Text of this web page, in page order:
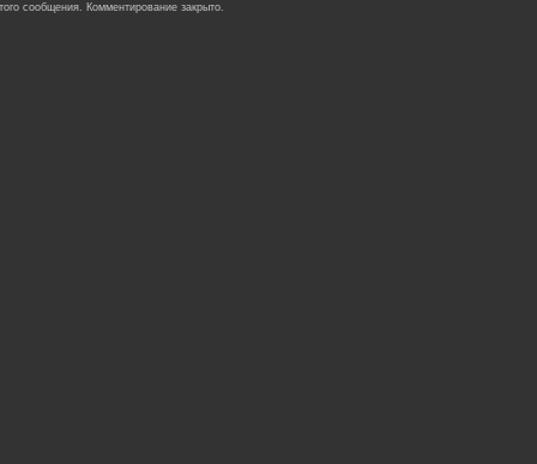
сообщения. Комментирование закрыто.